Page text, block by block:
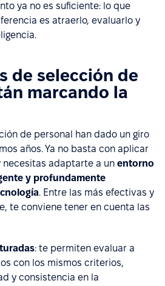
ya no es suficiente: lo que
es atraerlo, evaluarlo y
de selección de
marcando la
de personal han dado un giro
años. Ya no basta con aplicar
necesitas adaptarte a un entorno
y profundamente
. Entre las más efectivas y
te conviene tener en cuenta las
: te permiten evaluar a
con los mismos criterios,
y consistencia en la